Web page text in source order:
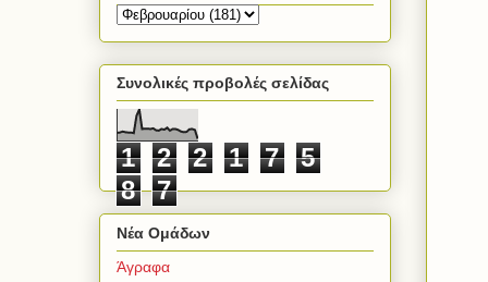
Συνολικές προβολές σελίδας
1 2 2 1 7
5
8
7
Νέα Ομάδων
Άγραφα